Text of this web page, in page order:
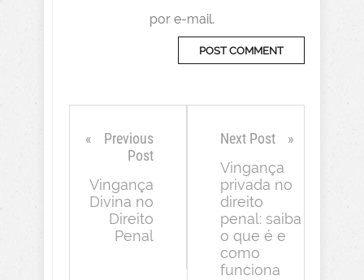
por e-mail.
Previous
Post
Vingança
Divina no
Direito
Penal
Next Post
Vingança
privada no
direito
penal: saiba
o que é e
como
funciona